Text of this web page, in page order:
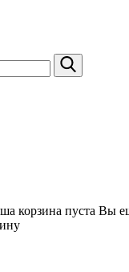
корзина пуста Вы